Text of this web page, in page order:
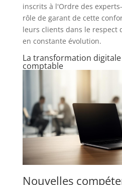
inscrits à l'Ordre des
rôle de garant de cette
leurs clients dans le respect
en constante évolution.
La transformation
comptable
Nouvelles